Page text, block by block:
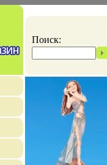
Поиск: